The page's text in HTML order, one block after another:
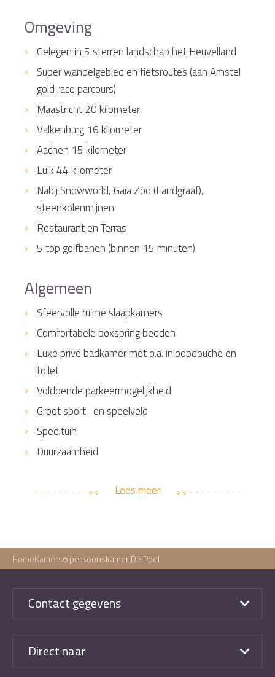
Omgeving
Gelegen in 5 sterren landschap het Heuvelland
Super wandelgebied en fietsroutes (aan Amstel
gold race parcours)
Maastricht 20 kilometer
Valkenburg 16 kilometer
Aachen 15 kilometer
Luik 44 kilometer
Nabij Snowworld, Gaia Zoo (Landgraaf),
steenkolenmijnen
Restaurant en Terras
5 top golfbanen (binnen 15 minuten)
Algemeen
Sfeervolle ruime slaapkamers
Comfortabele boxspring bedden
Luxe privé badkamer met o.a. inloopdouche en
toilet
Voldoende parkeermogelijkheid
Groot sport- en speelveld
Speeltuin
Duurzaamheid
Lees meer
HomeKamers6 persoonskamer De Poel
Contact gegevens
Direct naar